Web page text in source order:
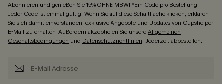
Abonnieren und genießen Sie 15% OHNE MBW! *Ein Code pro Bestellung.
Jeder Code ist einmal gültig. Wenn Sie auf diese Schaltfläche klicken, erklären
Sie sich damit einverstanden, exklusive Angebote und Updates von Cupshe per
E-Mail zu erhalten. Außerdem akzeptieren Sie unsereAllgemeinen
Geschäftsbedingungen und Datenschutzrichtlinien. Jederzeit abbestellen.